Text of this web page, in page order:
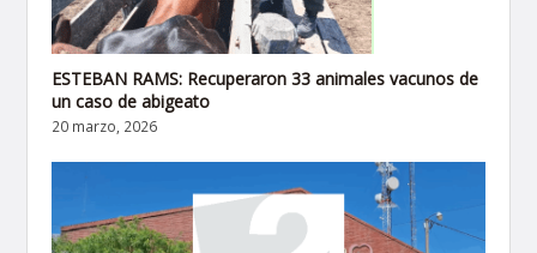
ESTEBAN RAMS: Recuperaron 33 animales vacunos de
un caso de abigeato
20 marzo, 2026